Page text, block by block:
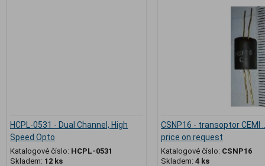
HCPL-0531 - Dual Channel, High
Speed Opto
Katalogové číslo: HCPL-0531
Skladem: 12 ks
CSNP16 - transoptor CEMI
price on request
Katalogové číslo: CSNP16
Skladem: 4 ks